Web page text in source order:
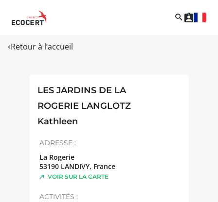
Retour à l’accueil
LES JARDINS DE LA
ROGERIE LANGLOTZ
Kathleen
ADRESSE :
La Rogerie
53190 LANDIVY, France
VOIR SUR LA CARTE
ACTIVITÉS :